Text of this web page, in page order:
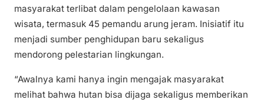
masyarakat terlibat dalam pengelolaan kawasan
wisata, termasuk 45 pemandu arung jeram. Inisiatif itu
menjadi sumber penghidupan baru sekaligus
mendorong pelestarian lingkungan.
“Awalnya kami hanya ingin mengajak masyarakat
melihat bahwa hutan bisa dijaga sekaligus memberikan